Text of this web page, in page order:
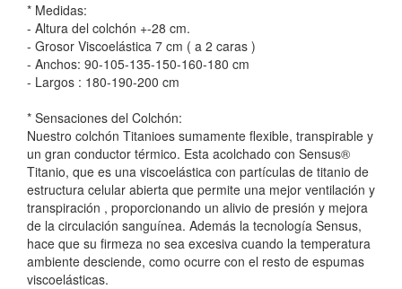
* Medidas:
- Altura del colchón +-28 cm.
- Grosor Viscoelástica 7 cm ( a 2 caras )
- Anchos: 90-105-135-150-160-180 cm
- Largos : 180-190-200 cm
* Sensaciones del Colchón:
Nuestro colchón Titanioes sumamente flexible, transpirable y
un gran conductor térmico. Esta acolchado con Sensus®
Titanio, que es una viscoelástica con partículas de titanio de
estructura celular abierta que permite una mejor ventilación y
transpiración , proporcionando un alivio de presión y mejora
de la circulación sanguínea. Además la tecnología Sensus,
hace que su firmeza no sea excesiva cuando la temperatura
ambiente desciende, como ocurre con el resto de espumas
viscoelásticas.